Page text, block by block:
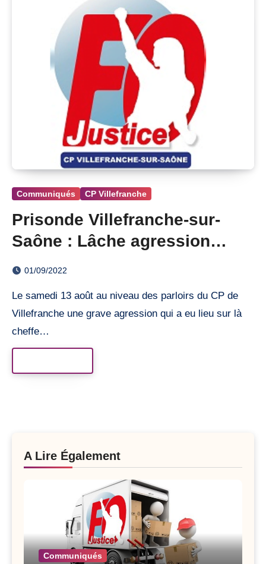
Communiqués CP Villefranche
Prisonde Villefranche-sur-
Saône : Lâche agression
d’une gradée au parloir !
01/09/2022
Le samedi 13 août au niveau des parloirs du CP de
Villefranche une grave agression qui a eu lieu sur là
cheffe…
A Lire Également
Communiqués